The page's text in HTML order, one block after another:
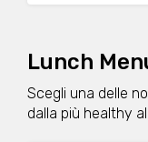
Lunch
Scegli una delle
dalla più healthy